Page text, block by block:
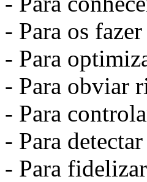
- Para os
- Para
- Para obviar
- Para
- Para
- Para